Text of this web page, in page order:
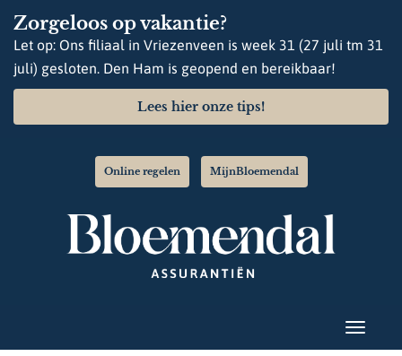
Zorgeloos op vakantie?
Let op: Ons filiaal in Vriezenveen is week 31 (27 juli tm 31
juli) gesloten. Den Ham is geopend en bereikbaar!
Lees hier onze tips!
Online regelen MijnBloemendal